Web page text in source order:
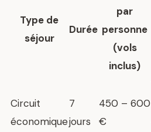
Type de
séjour
Durée
par
personne
(vols
inclus)
Circuit
économique
7
jours
450 – 600
€